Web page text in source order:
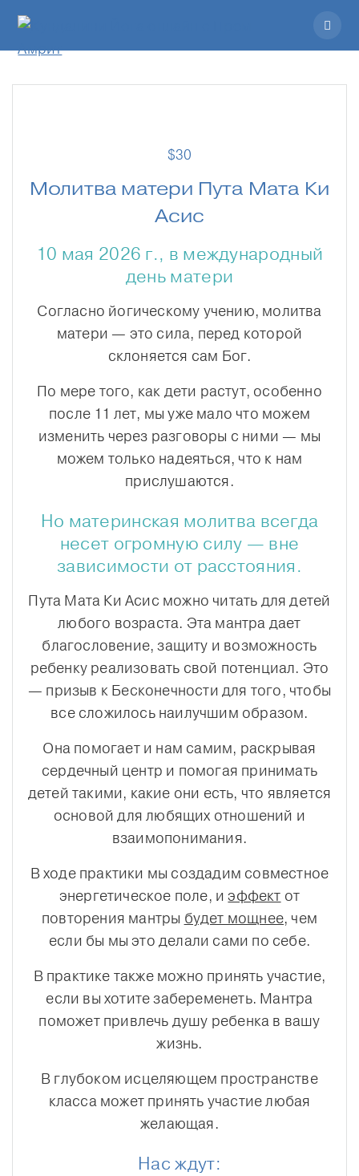
$30
Молитва матери Пута Мата Ки
Асис
10 мая 2026 г., в международный
день матери
Согласно йогическому учению, молитва
матери — это сила, перед которой
склоняется сам Бог.
По мере того, как дети растут, особенно
после 11 лет, мы уже мало что можем
изменить через разговоры с ними — мы
можем только надеяться, что к нам
прислушаются.
Но материнская молитва всегда
несет огромную силу — вне
зависимости от расстояния.
Пута Мата Ки Асис можно читать для детей
любого возраста. Эта мантра дает
благословение, защиту и возможность
ребенку реализовать свой потенциал. Это
— призыв к Бесконечности для того, чтобы
все сложилось наилучшим образом.
Она помогает и нам самим, раскрывая
сердечный центр и помогая принимать
детей такими, какие они есть, что является
основой для любящих отношений и
взаимопонимания.
В ходе практики мы создадим совместное
энергетическое поле, иэффект от
повторения мантры будет мощнее, чем
если бы мы это делали сами по себе.
В практике также можно принять участие,
если вы хотите забеременеть. Мантра
поможет привлечь душу ребенка в вашу
жизнь.
В глубоком исцеляющем пространстве
класса может принять участие любая
желающая.
Нас ждут: